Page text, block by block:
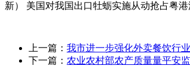
新） 美国对我国出口牡蛎实施从动抢占粤
上一篇： 我市进一步强化外卖餐饮行
下一篇： 农业农村部农产质量量平安